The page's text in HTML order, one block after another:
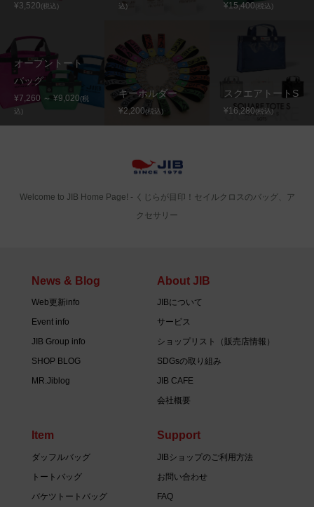
¥3,520(税込)
込)
¥15,400(税込)
オープントート
バッグ
¥7,260 ～ ¥9,020(税
込)
キーホルダー
¥2,200(税込)
スクエアトートS
¥16,280(税込)
Welcome to JIB Home Page! ‐ くじらが目印！セイルクロスのバッグ、ア
クセサリー
News & Blog
Web更新info
Event info
JIB Group info
SHOP BLOG
MR.Jiblog
About JIB
JIBについて
サービス
ショップリスト（販売店情報）
SDGsの取り組み
JIB CAFE
会社概要
Item
ダッフルバッグ
トートバッグ
バケツトートバッグ
Support
JIBショップのご利用方法
お問い合わせ
FAQ